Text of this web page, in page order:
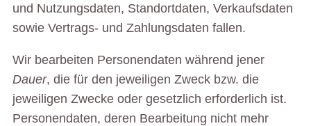
und Nutzungsdaten, Standortdaten, Verkaufsdaten
sowie Vertrags- und Zahlungsdaten fallen.
Wir bearbeiten Personendaten während jener
Dauer, die für den jeweiligen Zweck bzw. die
jeweiligen Zwecke oder gesetzlich erforderlich ist.
Personendaten, deren Bearbeitung nicht mehr